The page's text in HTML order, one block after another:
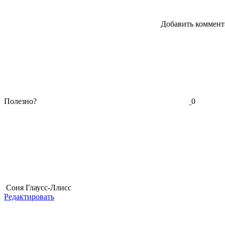
Добавить
Полезно? 0
Соня Глаусс-Ллисс
Редактировать